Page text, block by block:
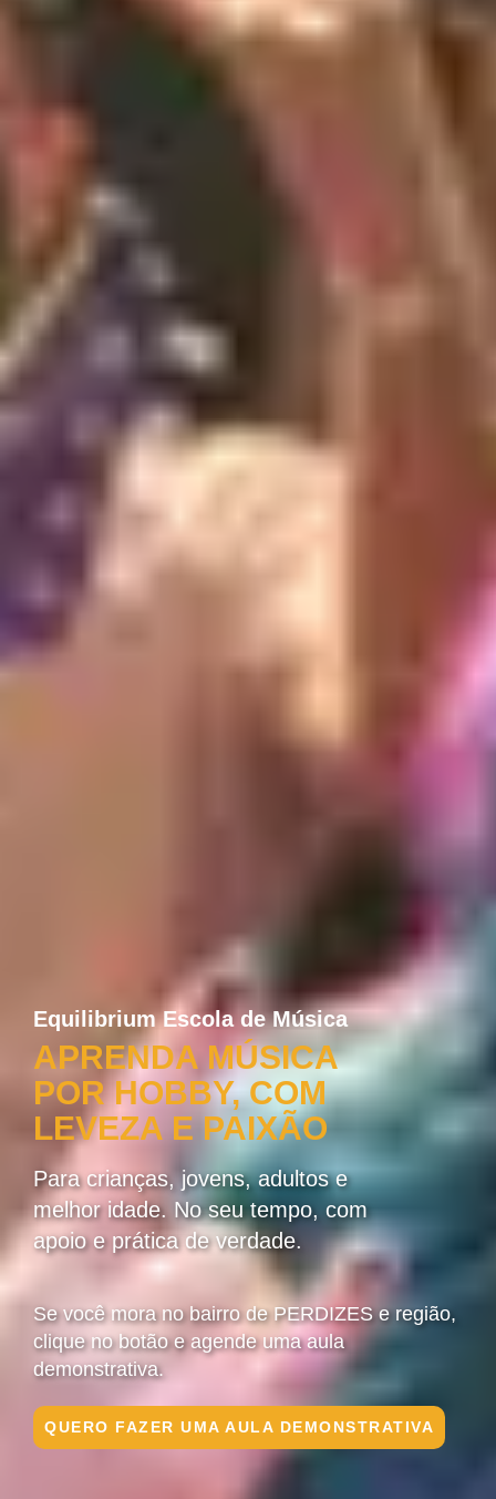
Equilibrium Escola de Música
APRENDA MÚSICA
POR HOBBY, COM
LEVEZA E PAIXÃO
Para crianças, jovens, adultos e
melhor idade. No seu tempo, com
apoio e prática de verdade.
Se você mora no bairro de PERDIZES e região,
clique no botão e agende uma aula
demonstrativa.
QUERO FAZER UMA AULA DEMONSTRATIVA